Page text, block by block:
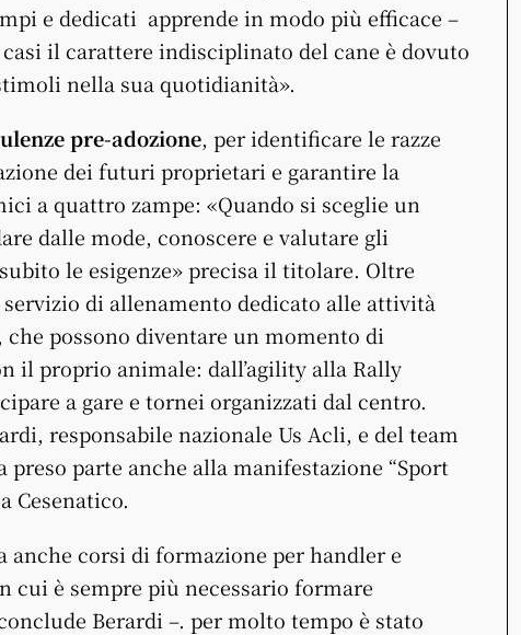
e dedicati apprende in modo più efficace –
il carattere indisciplinato del cane è dovuto
nella sua quotidianità».
pre-adozione, per identificare le razze
dei futuri proprietari e garantire la
a quattro zampe: «Quando si sceglie un
dalle mode, conoscere e valutare gli
le esigenze» precisa il titolare. Oltre
servizio di allenamento dedicato alle attività
possono diventare un momento di
il proprio animale: dall’agility alla Rally
a gare e tornei organizzati dal centro.
responsabile nazionale Us Acli, e del team
parte anche alla manifestazione “Sport
Cesenatico.
corsi di formazione per handler e
cui è sempre più necessario formare
Berardi –. per molto tempo è stato